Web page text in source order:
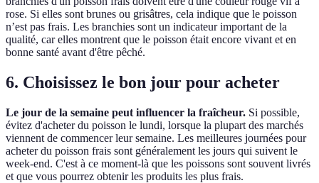
rose. Si elles sont brunes ou grisâtres, cela indique que le poisson
n’est pas frais. Les branchies sont un indicateur important de la
qualité, car elles montrent que le poisson était encore vivant et en
bonne santé avant d'être pêché.
6. Choisissez le bon jour pour acheter
Le jour de la semaine peut influencer la fraîcheur. Si possible,
évitez d'acheter du poisson le lundi, lorsque la plupart des marchés
viennent de commencer leur semaine. Les meilleures journées pour
acheter du poisson frais sont généralement les jours qui suivent le
week-end. C'est à ce moment-là que les poissons sont souvent livrés
et que vous pourrez obtenir les produits les plus frais.